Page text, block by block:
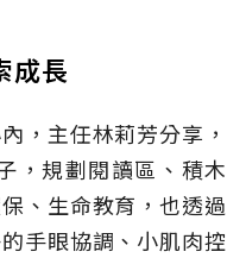
成長
，主任林莉芳分享，
，規劃閱讀區、積木
、生命教育，也透過
手眼協調、小肌肉控